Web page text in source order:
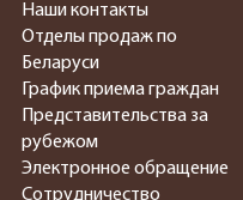
Наши контакты
Отделы продаж по
Беларуси
График приема граждан
Представительства за
рубежом
Электронное обращение
Сотрудничество